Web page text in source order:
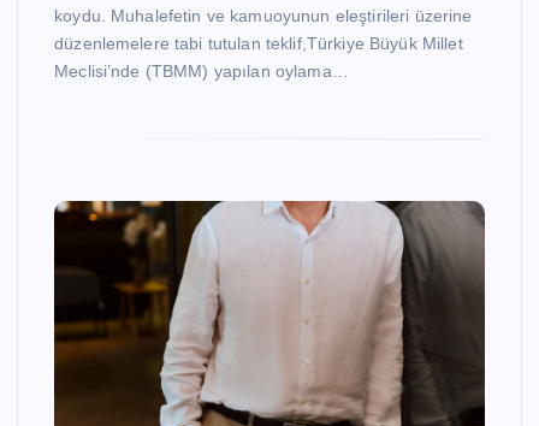
koydu. Muhalefetin ve kamuoyunun eleştirileri üzerine
düzenlemelere tabi tutulan teklif,Türkiye Büyük Millet
Meclisi’nde (TBMM) yapılan oylama…